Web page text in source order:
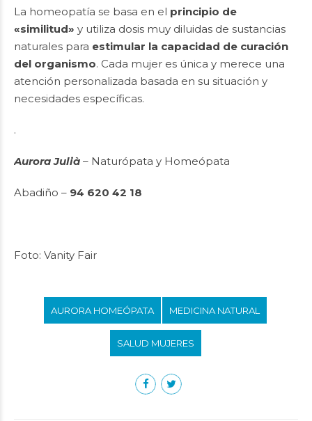
La homeopatía se basa en el principio de
«similitud» y utiliza dosis muy diluidas de sustancias
naturales para estimular la capacidad de curación
del organismo. Cada mujer es única y merece una
atención personalizada basada en su situación y
necesidades específicas.
.
Aurora Julià – Naturópata y Homeópata
Abadiño – 94 620 42 18
Foto: Vanity Fair
AURORA HOMEÓPATA MEDICINA NATURAL
SALUD MUJERES